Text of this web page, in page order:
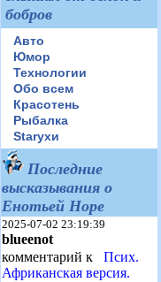
бобров
Авто
Юмор
Технологии
Обо всем
Красотень
Рыбалка
Starухи
Последние
высказывания о
Енотьей Норе
2025-07-02 23:19:39
blueenot
комментарий к Псих.
Африканская версия.